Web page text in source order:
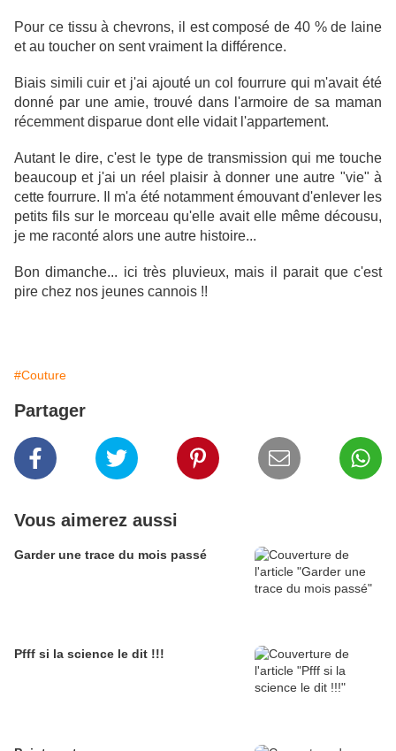
Pour ce tissu à chevrons, il est composé de 40 % de laine
et au toucher on sent vraiment la différence.
Biais simili cuir et j'ai ajouté un col fourrure qui m'avait été
donné par une amie, trouvé dans l'armoire de sa maman
récemment disparue dont elle vidait l'appartement.
Autant le dire, c'est le type de transmission qui me touche
beaucoup et j'ai un réel plaisir à donner une autre "vie" à
cette fourrure. Il m'a été notamment émouvant d'enlever les
petits fils sur le morceau qu'elle avait elle même décousu,
je me raconté alors une autre histoire...
Bon dimanche... ici très pluvieux, mais il parait que c'est
pire chez nos jeunes cannois !!
#Couture
Partager
Vous aimerez aussi
Garder une trace du mois passé
Pfff si la science le dit !!!